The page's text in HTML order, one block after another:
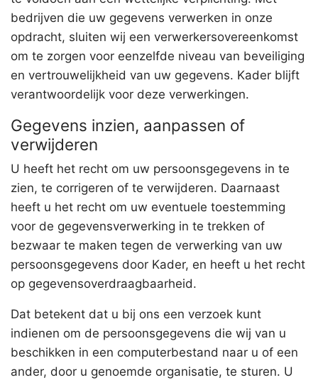
bedrijven die uw gegevens verwerken in onze
opdracht, sluiten wij een verwerkersovereenkomst
om te zorgen voor eenzelfde niveau van beveiliging
en vertrouwelijkheid van uw gegevens. Kader blijft
verantwoordelijk voor deze verwerkingen.
Gegevens inzien, aanpassen of
verwijderen
U heeft het recht om uw persoonsgegevens in te
zien, te corrigeren of te verwijderen. Daarnaast
heeft u het recht om uw eventuele toestemming
voor de gegevensverwerking in te trekken of
bezwaar te maken tegen de verwerking van uw
persoonsgegevens door Kader, en heeft u het recht
op gegevensoverdraagbaarheid.
Dat betekent dat u bij ons een verzoek kunt
indienen om de persoonsgegevens die wij van u
beschikken in een computerbestand naar u of een
ander, door u genoemde organisatie, te sturen. U